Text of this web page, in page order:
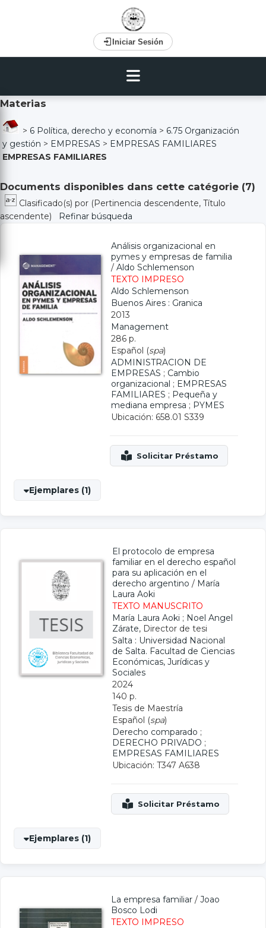
Iniciar Sesión
Materias
> 6 Política, derecho y economía > 6.75 Organización
y gestión > EMPRESAS > EMPRESAS FAMILIARES
EMPRESAS FAMILIARES
Documents disponibles dans cette catégorie (7)
Clasificado(s) por (Pertinencia descendente, Título
ascendente)
Refinar búsqueda
Análisis organizacional en
pymes y empresas de familia
/ Aldo Schlemenson
TEXTO IMPRESO
Aldo Schlemenson
Buenos Aires : Granica
2013
Management
286 p.
Español (spa)
ADMINISTRACION DE
EMPRESAS ; Cambio
organizacional ; EMPRESAS
FAMILIARES ; Pequeña y
mediana empresa ; PYMES
Ubicación: 658.01 S339
Ejemplares (1)
El protocolo de empresa
familiar en el derecho español
para su aplicación en el
derecho argentino / María
Laura Aoki
TEXTO MANUSCRITO
María Laura Aoki ; Noel Angel
Zárate, Director de tesi
Salta : Universidad Nacional
de Salta. Facultad de Ciencias
Económicas, Jurídicas y
Sociales
2024
140 p.
Tesis de Maestría
Español (spa)
Derecho comparado ;
DERECHO PRIVADO ;
EMPRESAS FAMILIARES
Ubicación: T347 A638
Ejemplares (1)
La empresa familiar / Joao
Bosco Lodi
TEXTO IMPRESO